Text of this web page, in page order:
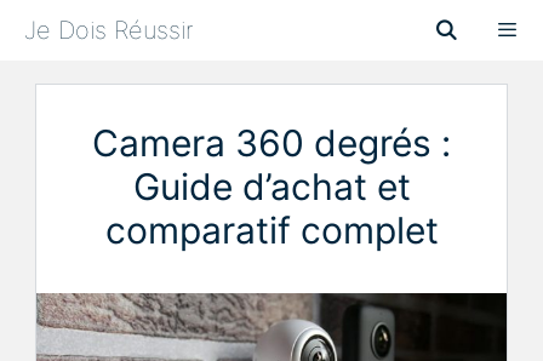
Je Dois Réussir
Menu
Camera 360 degrés :
Guide d’achat et
comparatif complet